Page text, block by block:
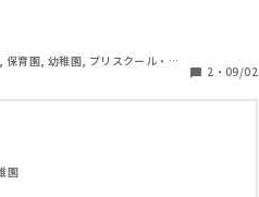
疲れ目。笑
したが、新卒から長らく手書きが
め入力はまだまだ不慣れです。笑
ってそれぞれかと思いますが、皆
さんの園はICTシステムですか？
保育園, 幼稚園, プリスクール・幼
2 ・ 09/02
園